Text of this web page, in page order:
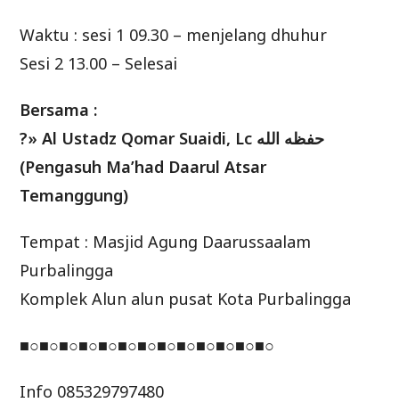
Waktu : sesi 1 09.30 – menjelang dhuhur
Sesi 2 13.00 – Selesai
Bersama :
?» Al Ustadz Qomar Suaidi, Lc حفظه الله
(Pengasuh Ma’had Daarul Atsar
Temanggung)
Tempat : Masjid Agung Daarussaalam
Purbalingga
Komplek Alun alun pusat Kota Purbalingga
■○■○■○■○■○■○■○■○■○■○■○■○■○
Info 085329797480